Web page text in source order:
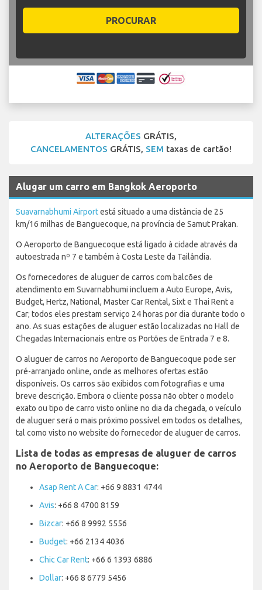
PROCURAR
ALTERAÇÕES GRÁTIS,
CANCELAMENTOS GRÁTIS, SEM taxas de cartão!
Alugar um carro em Bangkok Aeroporto
Suavarnabhumi Airportestá situado a uma distância de 25
km/16 milhas de Banguecoque, na província de Samut Prakan.
O Aeroporto de Banguecoque está ligado à cidade através da
autoestrada nº 7 e também à Costa Leste da Tailândia.
Os fornecedores de aluguer de carros com balcões de
atendimento em Suvarnabhumi incluem a Auto Europe, Avis,
Budget, Hertz, National, Master Car Rental, Sixt e Thai Rent a
Car; todos eles prestam serviço 24 horas por dia durante todo o
ano. As suas estações de aluguer estão localizadas no Hall de
Chegadas Internacionais entre os Portões de Entrada 7 e 8.
O aluguer de carros no Aeroporto de Banguecoque pode ser
pré-arranjado online, onde as melhores ofertas estão
disponíveis. Os carros são exibidos com fotografias e uma
breve descrição. Embora o cliente possa não obter o modelo
exato ou tipo de carro visto online no dia da chegada, o veículo
de aluguer será o mais próximo possível em todos os detalhes,
tal como visto no website do fornecedor de aluguer de carros.
Lista de todas as empresas de aluguer de carros
no Aeroporto de Banguecoque:
Asap Rent A Car: +66 9 8831 4744
Avis: +66 8 4700 8159
Bizcar: +66 8 9992 5556
Budget: +66 2134 4036
Chic Car Rent: +66 6 1393 6886
Dollar: +66 8 6779 5456